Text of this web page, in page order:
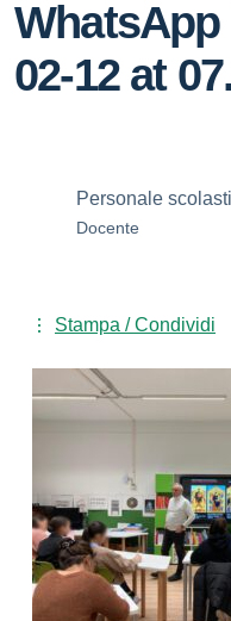
WhatsApp
02-12 at
Personale
Docente
Stampa / Condividi